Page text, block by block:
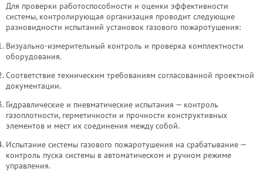
Для проверки работоспособности и оценки эффективности
системы, контролирующая организация проводит следующие
разновидности испытаний установок газового пожаротушения:
Визуально-измерительный контроль и проверка комплектности
оборудования.
Соответствие техническим требованиям согласованной проектной
документации.
Гидравлические и пневматические испытания — контроль
газоплотности, герметичности и прочности конструктивных
элементов и мест их соединения между собой.
Испытание системы газового пожаротушения на срабатывание —
контроль пуска системы в автоматическом и ручном режиме
управления.